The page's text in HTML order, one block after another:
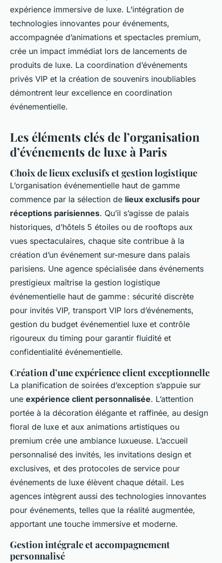
expérience immersive de luxe. L’intégration de
technologies innovantes pour événements,
accompagnée d’animations et spectacles premium,
crée un impact immédiat lors de lancements de
produits de luxe. La coordination d’événements
privés VIP et la création de souvenirs inoubliables
démontrent leur excellence en coordination
événementielle.
Les éléments clés de l’organisation
d’événements de luxe à Paris
Choix de lieux exclusifs et gestion logistique
L’organisation événementielle haut de gamme
commence par la sélection de lieux exclusifs pour
réceptions parisiennes. Qu’il s’agisse de palais
historiques, d’hôtels 5 étoiles ou de rooftops aux
vues spectaculaires, chaque site contribue à la
création d’un événement sur-mesure dans palais
parisiens. Une agence spécialisée dans événements
prestigieux maîtrise la gestion logistique
événementielle haut de gamme : sécurité discrète
pour invités VIP, transport VIP lors d’événements,
gestion du budget événementiel luxe et contrôle
rigoureux du timing pour garantir fluidité et
confidentialité événementielle.
Création d’une expérience client exceptionnelle
La planification de soirées d’exception s’appuie sur
une expérience client personnalisée. L’attention
portée à la décoration élégante et raffinée, au design
floral de luxe et aux animations artistiques ou
premium crée une ambiance luxueuse. L’accueil
personnalisé des invités, les invitations design et
exclusives, et des protocoles de service pour
événements de luxe élèvent chaque détail. Les
agences intègrent aussi des technologies innovantes
pour événements, telles que la réalité augmentée,
apportant une touche immersive et moderne.
Gestion intégrale et accompagnement
personnalisé